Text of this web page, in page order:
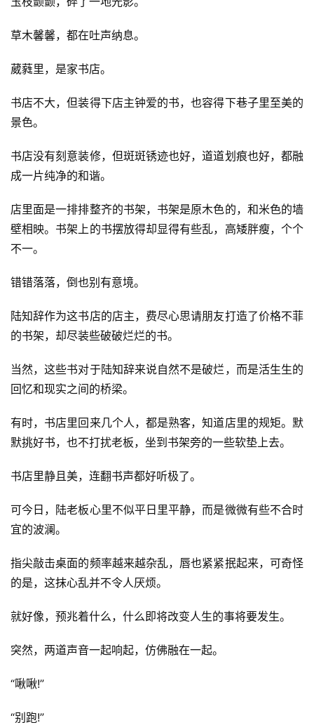
草木馨馨，都在吐声纳息。
葳蕤里，是家书店。
书店不大，但装得下店主钟爱的书，也容得下巷子里至美的
景色。
书店没有刻意装修，但斑斑锈迹也好，道道划痕也好，都融
成一片纯净的和谐。
店里面是一排排整齐的书架，书架是原木色的，和米色的墙
壁相映。书架上的书摆放得却显得有些乱，高矮胖瘦，个个
不一。
错错落落，倒也别有意境。
陆知辞作为这书店的店主，费尽心思请朋友打造了价格不菲
的书架，却尽装些破破烂烂的书。
当然，这些书对于陆知辞来说自然不是破烂，而是活生生的
回忆和现实之间的桥梁。
有时，书店里回来几个人，都是熟客，知道店里的规矩。默
默挑好书，也不打扰老板，坐到书架旁的一些软垫上去。
书店里静且美，连翻书声都好听极了。
可今日，陆老板心里不似平日里平静，而是微微有些不合时
宜的波澜。
指尖敲击桌面的频率越来越杂乱，唇也紧紧抿起来，可奇怪
的是，这抹心乱并不令人厌烦。
就好像，预兆着什么，什么即将改变人生的事将要发生。
突然，两道声音一起响起，仿佛融在一起。
“啾啾!”
“别跑!”